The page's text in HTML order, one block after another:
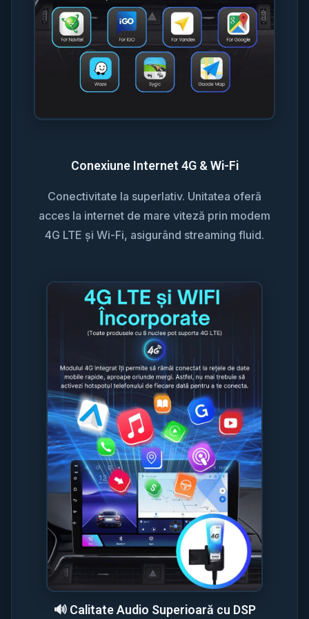
Conexiune Internet 4G & Wi-Fi
Conectivitate la superlativ. Unitatea oferă
acces la internet de mare viteză prin modem
4G LTE și Wi-Fi, asigurând streaming fluid.
🔊 Calitate Audio Superioară cu DSP